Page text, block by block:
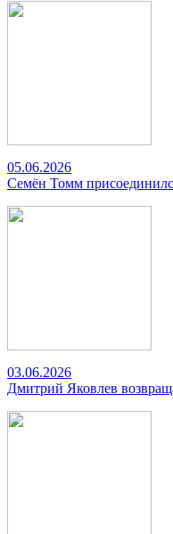
05.06.2026
Семён Томм
03.06.2026
Дмитрий Яковлев